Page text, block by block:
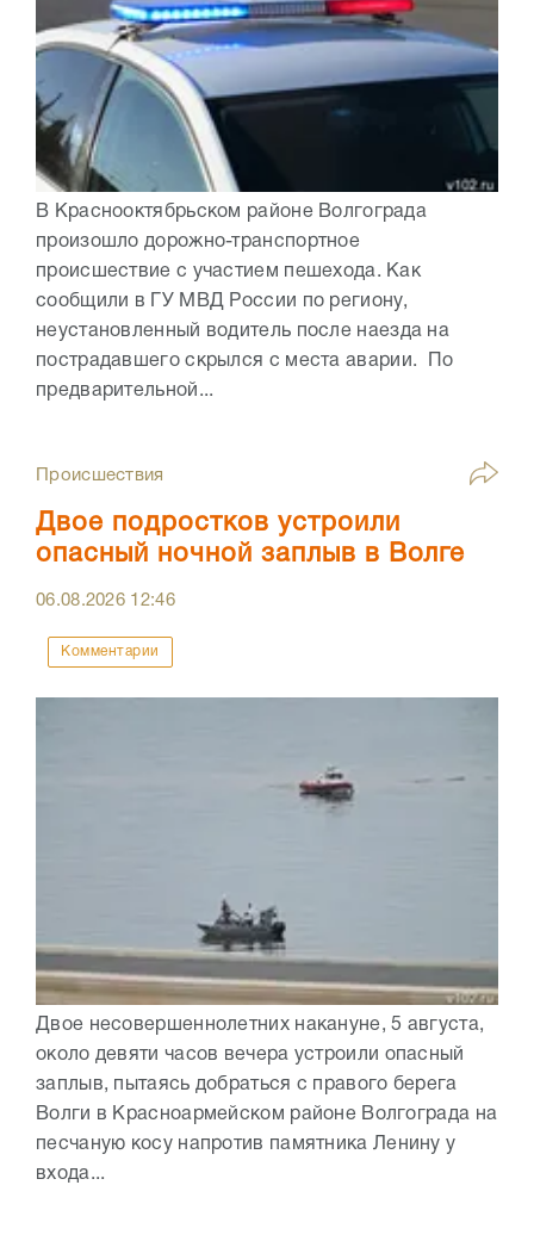
В Краснооктябрьском районе Волгограда
произошло дорожно-транспортное
происшествие с участием пешехода. Как
сообщили в ГУ МВД России по региону,
неустановленный водитель после наезда на
пострадавшего скрылся с места аварии. По
предварительной...
Происшествия
Двое подростков устроили
опасный ночной заплыв в Волге
06.08.2026 12:46
Комментарии
Двое несовершеннолетних накануне, 5 августа,
около девяти часов вечера устроили опасный
заплыв, пытаясь добраться с правого берега
Волги в Красноармейском районе Волгограда на
песчаную косу напротив памятника Ленину у
входа...